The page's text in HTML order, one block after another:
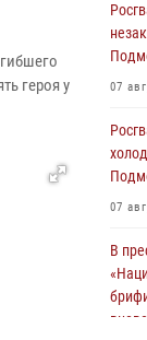
героя у
07
07
В